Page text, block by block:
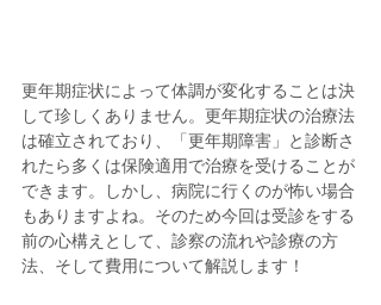
更年期症状によって体調が変化することは決
して珍しくありません。更年期症状の治療法
は確立されており、「更年期障害」と診断さ
れたら多くは保険適用で治療を受けることが
できます。しかし、病院に行くのが怖い場合
もありますよね。そのため今回は受診をする
前の心構えとして、診察の流れや診療の方
法、そして費用について解説します！